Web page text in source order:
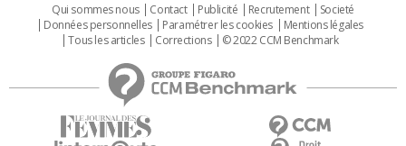
Qui sommes nous Contact Publicité Recrutement
Societé
Données personnelles
Paramétrer les cookies
Mentions légales
Tous les articles
Corrections © 2022 CCM Benchmark